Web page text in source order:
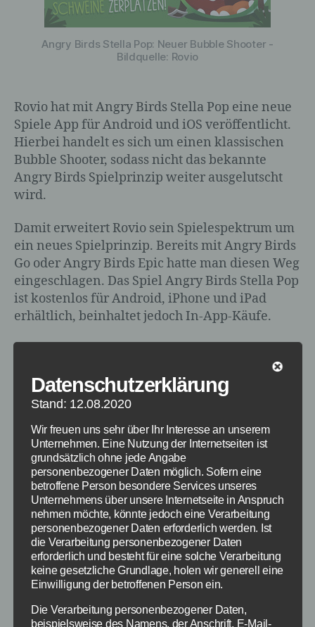
Angry Birds Stella Pop: Neuer Bubble Shooter -
Bildquelle: Rovio
Rovio hat mit Angry Birds Stella Pop eine neue
Spiele App für Android und iOS veröffentlicht.
Hierbei handelt es sich um einen klassischen
Bubble Shooter, sodass nicht das bekannte
Angry Birds Spielprinzip weiter ausgelutscht
wird.
Damit erweitert Rovio sein Spielespektrum um
ein neues Spielprinzip. Bereits mit Angry Birds
Go oder Angry Birds Epic hatte man diesen Weg
eingeschlagen. Das Spiel Angry Birds Stella Pop
ist kostenlos für Android, iPhone und iPad
erhältlich, beinhaltet jedoch In-App-Käufe.
Neues Spielprinzip in Angry
Birds Stella Pop
Datenschutzerklärung
Stand: 12.08.2020
Wir freuen uns sehr über Ihr Interesse an unserem
Unternehmen. Eine Nutzung der Internetseiten ist
grundsätzlich ohne jede Angabe
personenbezogener Daten möglich. Sofern eine
betroffene Person besondere Services unseres
Unternehmens über unsere Internetseite in Anspruch
nehmen möchte, könnte jedoch eine Verarbeitung
personenbezogener Daten erforderlich werden. Ist
die Verarbeitung personenbezogener Daten
erforderlich und besteht für eine solche Verarbeitung
keine gesetzliche Grundlage, holen wir generell eine
Einwilligung der betroffenen Person ein.
Die Verarbeitung personenbezogener Daten,
beispielsweise des Namens, der Anschrift, E-Mail-